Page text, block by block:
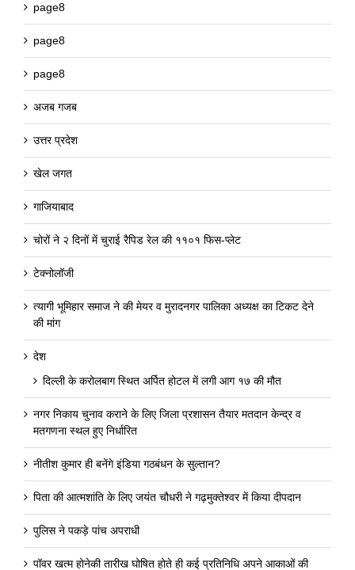
page8
page8
page8
अजब गजब
उत्तर प्रदेश
खेल जगत
गाजियाबाद
चोरों ने २ दिनों में चुराई रैपिड रेल की ११०१ फिस-प्लेट
टेक्नोलॉजी
त्यागी भूमिहार समाज ने की मेयर व मुरादनगर पालिका अध्यक्ष का टिकट देने
की मांग
देश
दिल्ली के करोलबाग स्थित अर्पित होटल में लगी आग १७ की मौत
नगर निकाय चुनाव कराने के लिए जिला प्रशासन तैयार मतदान केन्द्र व
मतगणना स्थल हुए निर्धारित
नीतीश कुमार ही बनेंगे इंडिया गठबंधन के सुल्तान?
पिता की आत्मशांति के लिए जयंत चौधरी ने गढ़मुक्तेश्वर में किया दीपदान
पुलिस ने पकड़े पांच अपराधी
पॉवर खत्म होनेकी तारीख घोषित होते ही कई प्रतिनिधि अपने आकाओं की